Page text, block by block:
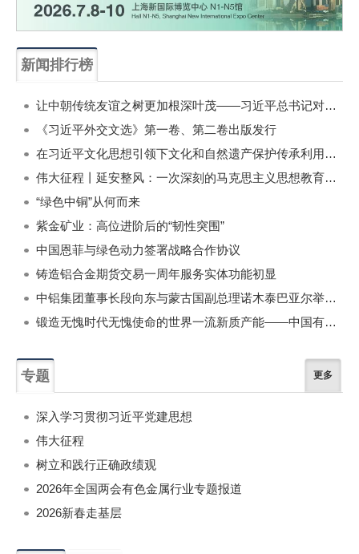
新闻排行榜
让中朝传统友谊之树更加根深叶茂——习近平总书记对朝鲜进行国事访问纪实
《习近平外交文选》第一卷、第二卷出版发行
在习近平文化思想引领下文化和自然遗产保护传承利用工作开创新局面
伟大征程丨延安整风：一次深刻的马克思主义思想教育运动
“绿色中铜”从何而来
紫金矿业：高位进阶后的“韧性突围”
中国恩菲与绿色动力签署战略合作协议
铸造铝合金期货交易一周年服务实体功能初显
中铝集团董事长段向东与蒙古国副总理诺木泰巴亚尔举行会谈
锻造无愧时代无愧使命的世界一流新质产能——中国有色金属工业的战略应对与破局之道（二）
专题 更多
深入学习贯彻习近平党建思想
伟大征程
树立和践行正确政绩观
2026年全国两会有色金属行业专题报道
2026新春走基层